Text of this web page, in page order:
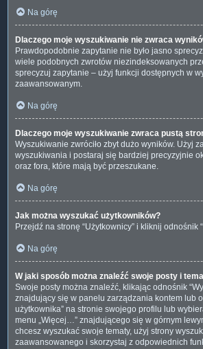
Na górę
Dlaczego moje wyszukiwanie nie zwraca
Prawdopodobnie zapytanie nie było jasno
wiele podobnych zwrotów niezindeksowanych
sprecyzuj zapytanie – użyj funkcji dostępnych w
zaawansowanym.
Na górę
Dlaczego moje wyszukiwanie zwraca pustą
Wyszukiwanie zwróciło zbyt dużo wyników. Użyj
wyszukiwania i postaraj się bardziej precyzyjnie
oraz fora, które mają być przeszukane.
Na górę
Jak można wyszukać użytkowników?
Przejdź na stronę “Użytkownicy” i kliknij odnośnik
Na górę
W jaki sposób można znaleźć swoje posty i
Swoje posty można znaleźć, klikając odnośnik
znajdujący się w panelu zarządzania kontem lub
użytkownika” na stronie swojego profilu lub
menu „Więcej…” znajdującego się w górnym
chcesz wyszukać swoje tematy, użyj strony
zaawansowanego i skorzystaj z odpowiednich